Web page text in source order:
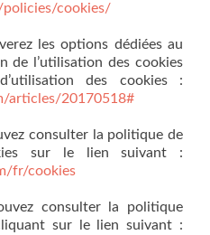
cookies/
les options dédiées au
de l’utilisation des cookies
des cookies :
articles/20170518#
consulter la politique de
sur le lien suivant :
fr/cookies
consulter la politique
sur le lien suivant :